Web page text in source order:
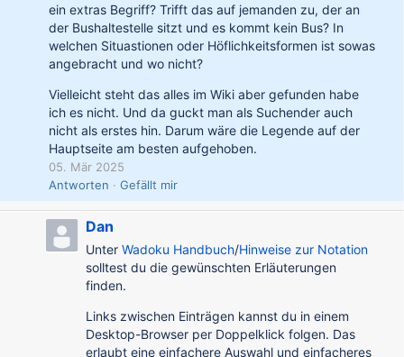
ein extras Begriff? Trifft das auf jemanden zu, der an
der Bushaltestelle sitzt und es kommt kein Bus? In
welchen Situastionen oder Höflichkeitsformen ist sowas
angebracht und wo nicht?
Vielleicht steht das alles im Wiki aber gefunden habe
ich es nicht. Und da guckt man als Suchender auch
nicht als erstes hin. Darum wäre die Legende auf der
Hauptseite am besten aufgehoben.
05. Mär 2025
Antworten
Gefällt mir
Dan
Unter Wadoku Handbuch/Hinweise zur Notation
solltest du die gewünschten Erläuterungen
finden.
Links zwischen Einträgen kannst du in einem
Desktop-Browser per Doppelklick folgen. Das
erlaubt eine einfachere Auswahl und einfacheres